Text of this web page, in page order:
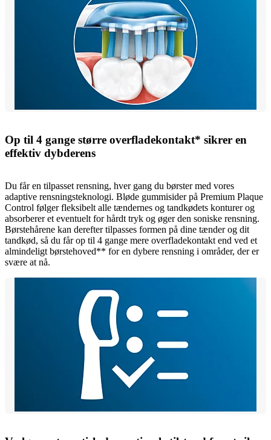
Op til 4 gange større overfladekontakt* sikrer en
effektiv dybderens
Du får en tilpasset rensning, hver gang du børster med vores
adaptive rensningsteknologi. Bløde gummisider på Premium Plaque
Control følger fleksibelt alle tændernes og tandkødets konturer og
absorberer et eventuelt for hårdt tryk og øger den soniske rensning.
Børstehårene kan derefter tilpasses formen på dine tænder og dit
tandkød, så du får op til 4 gange mere overfladekontakt end ved et
almindeligt børstehoved** for en dybere rensning i områder, der er
svære at nå.